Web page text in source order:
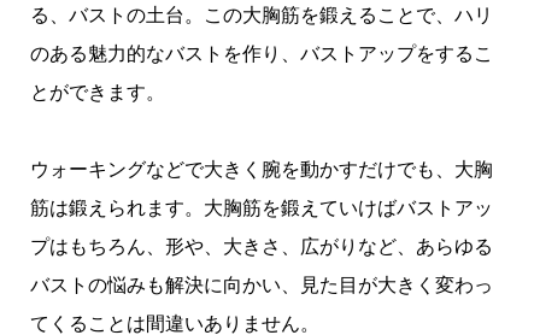
る、バストの土台。
この大胸筋を鍛えることで、ハリ
のある魅力的なバストを作り、バストアップをするこ
とができます。
ウォーキングなどで大きく腕を動かすだけでも、大胸
筋は鍛えられます。大胸筋を鍛えていけばバストアッ
プはもちろん、形や、大きさ、広がりなど、あらゆる
バストの悩みも解決に向かい、見た目が大きく変わっ
てくることは間違いありません。